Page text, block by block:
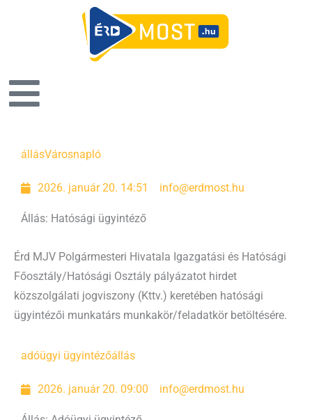
állásVárosnapló
2026. január 20. 14:51 info@erdmost.hu
Állás: Hatósági ügyintéző
Érd MJV Polgármesteri Hivatala Igazgatási és Hatósági
Főosztály/Hatósági Osztály pályázatot hirdet
közszolgálati jogviszony (Kttv.) keretében hatósági
ügyintézői munkatárs munkakör/feladatkör betöltésére.
adóügyi ügyintézőállás
2026. január 20. 09:00 info@erdmost.hu